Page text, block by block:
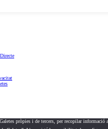
pròpies i de tercers, per recopilar informació